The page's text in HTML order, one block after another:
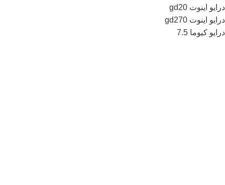
درایو اینوت gd20
درایو اینوت gd270
درایو کیوما 7.5